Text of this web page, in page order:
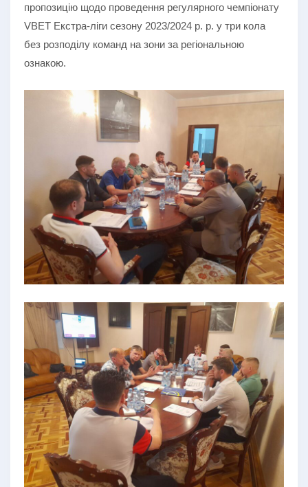
пропозицію щодо проведення регулярного чемпіонату
VBET Екстра-ліги сезону 2023/2024 р. р. у три кола
без розподілу команд на зони за регіональною
ознакою.